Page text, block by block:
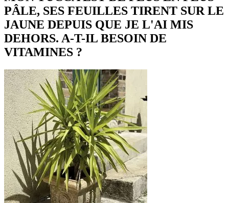
PÂLE, SES FEUILLES TIRENT SUR LE
JAUNE DEPUIS QUE JE L'AI MIS
DEHORS. A-T-IL BESOIN DE
VITAMINES ?